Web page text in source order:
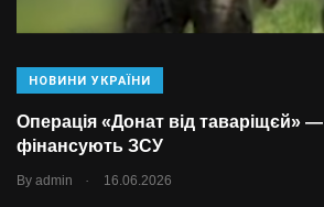
НОВИНИ УКРАЇНИ
Операція «Донат від таваріщєй»
фінансують ЗСУ
By admin . 16.06.2026